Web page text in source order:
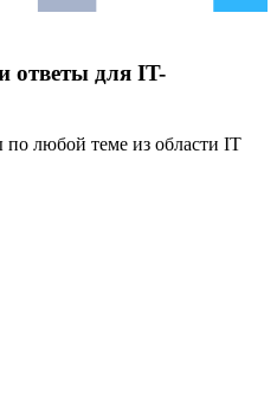
для IT-
любой теме из области IT